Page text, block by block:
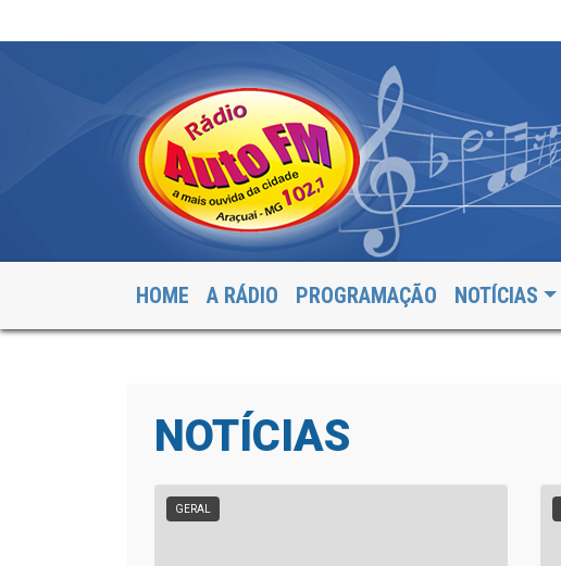
HOME A RÁDIO PROGRAMAÇÃO NOTÍCIAS
NOTÍCIAS
GERAL